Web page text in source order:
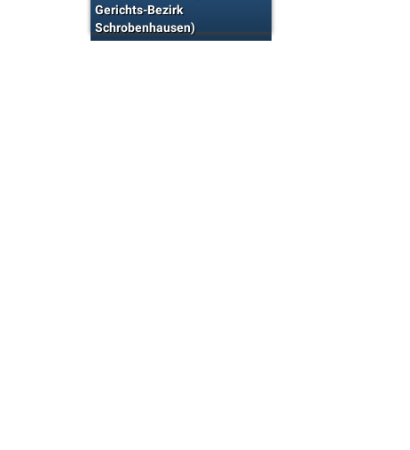
Gerichts-Bezirk
Schrobenhausen)